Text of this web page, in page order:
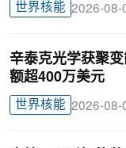
世界核能 2026-08-
辛泰克光学获聚
额超400万美元
世界核能 2026-08-